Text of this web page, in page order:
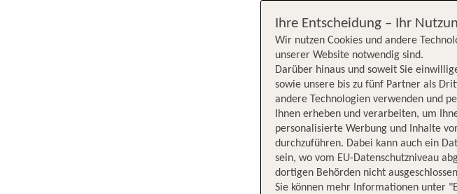
Ihre Entscheidung – Ihr
Wir nutzen Cookies und andere
unserer Website notwendig sind.
Darüber hinaus und soweit Sie
sowie unsere bis zu fünf Partner als
andere Technologien verwenden und
Ihnen erheben und verarbeiten, um
personalisierte Werbung und Inhalte
durchzuführen. Dabei kann auch ein
sein, wo vom EU-Datenschutzniveau
dortigen Behörden nicht
Sie können mehr Informationen unter